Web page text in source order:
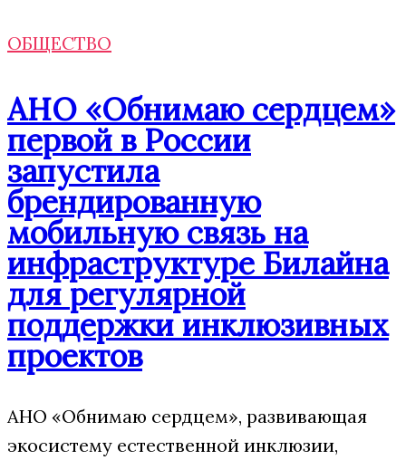
ОБЩЕСТВО
АНО «Обнимаю сердцем»
первой в России
запустила
брендированную
мобильную связь на
инфраструктуре Билайна
для регулярной
поддержки инклюзивных
проектов
АНО «Обнимаю сердцем», развивающая
экосистему естественной инклюзии,